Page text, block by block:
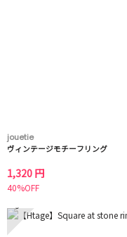
jouetie
ヴィンテージモチーフリング
1,320 円
40%OFF
9